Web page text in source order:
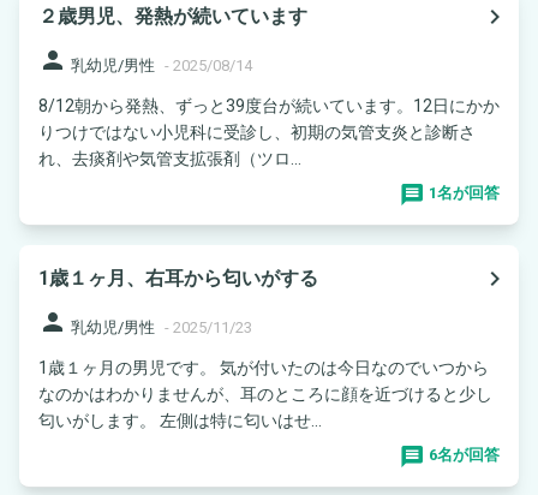
２歳男児、発熱が続いています
navigate_next
person 乳幼児/男性 - 2025/08/14
8/12朝から発熱、ずっと39度台が続いています。12日にかか
りつけではない小児科に受診し、初期の気管支炎と診断さ
れ、去痰剤や気管支拡張剤（ツロ...
1名が回答
1歳１ヶ月、右耳から匂いがする
navigate_next
person 乳幼児/男性 - 2025/11/23
1歳１ヶ月の男児です。 気が付いたのは今日なのでいつから
なのかはわかりませんが、耳のところに顔を近づけると少し
匂いがします。 左側は特に匂いはせ...
6名が回答